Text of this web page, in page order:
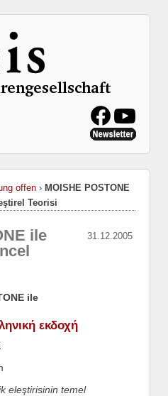
offen › MOISHE POSTONE
Teorisi
31.12.2005
ile
ile
εκδοχή
eleştirisinin temel